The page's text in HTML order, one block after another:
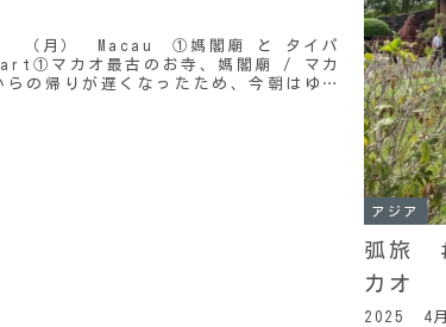
（月） Macau ①媽閣廟 と タイパ
マカオ最古のお寺、媽閣廟 / マカ
らの帰りが遅くなったため、今朝はゆっ
アジア
弧旅
カオ
2025 4